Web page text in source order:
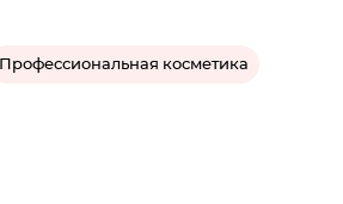
Профессиональная косметика